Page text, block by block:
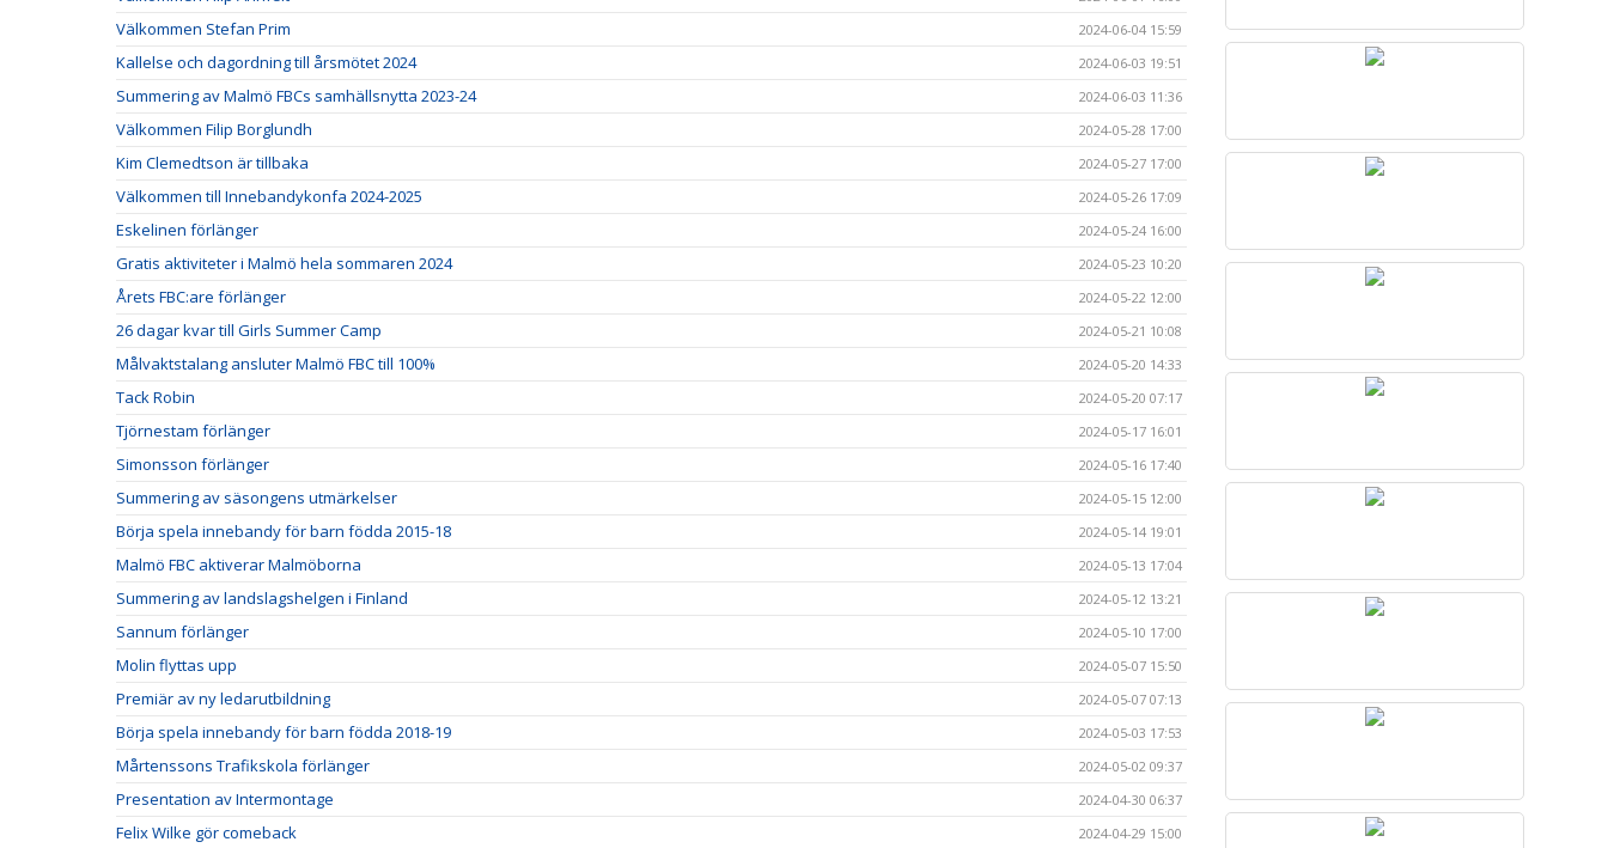
Välkommen Stefan Prim 2024-06-04 15:59
Kallelse och dagordning till årsmötet 2024 2024-06-03 19:51
Summering av Malmö FBCs samhällsnytta 2023-24 2024-06-03 11:36
Välkommen Filip Borglundh 2024-05-28 17:00
Kim Clemedtson är tillbaka 2024-05-27 17:00
Välkommen till Innebandykonfa 2024-2025 2024-05-26 17:09
Eskelinen förlänger 2024-05-24 16:00
Gratis aktiviteter i Malmö hela sommaren 2024 2024-05-23 10:20
Årets FBC:are förlänger 2024-05-22 12:00
26 dagar kvar till Girls Summer Camp 2024-05-21 10:08
Målvaktstalang ansluter Malmö FBC till 100% 2024-05-20 14:33
Tack Robin 2024-05-20 07:17
Tjörnestam förlänger 2024-05-17 16:01
Simonsson förlänger 2024-05-16 17:40
Summering av säsongens utmärkelser 2024-05-15 12:00
Börja spela innebandy för barn födda 2015-18 2024-05-14 19:01
Malmö FBC aktiverar Malmöborna 2024-05-13 17:04
Summering av landslagshelgen i Finland 2024-05-12 13:21
Sannum förlänger 2024-05-10 17:00
Molin flyttas upp 2024-05-07 15:50
Premiär av ny ledarutbildning 2024-05-07 07:13
Börja spela innebandy för barn födda 2018-19 2024-05-03 17:53
Mårtenssons Trafikskola förlänger 2024-05-02 09:37
Presentation av Intermontage 2024-04-30 06:37
Felix Wilke gör comeback 2024-04-29 15:00